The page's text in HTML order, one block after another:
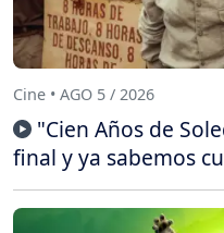
Cine • AGO 5 / 2026
"Cien Años de
final y ya sabemos